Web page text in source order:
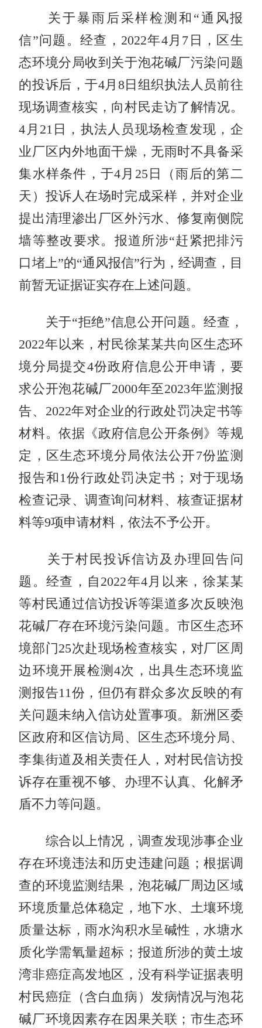
关于暴雨后采样检测和“通风报
信”问题。经查，2022年4月7日，区生
态环境分局收到关于泡花碱厂污染问题
的投诉后，于4月8日组织执法人员前往
现场调查核实，向村民走访了解情况。
4月21日，执法人员现场检查发现，企
业厂区内外地面干燥，无雨时不具备采
集水样条件，于4月25日（雨后的第二
天）投诉人在场时完成采样，并对企业
提出清理渗出厂区外污水、修复南侧院
墙等整改要求。报道所涉“赶紧把排污
口堵上”的“通风报信”行为，经调查，目
前暂无证据证实存在上述问题。
关于“拒绝”信息公开问题。经查，
2022年以来，村民徐某某共向区生态环
境分局提交4份政府信息公开申请，要
求公开泡花碱厂2000年至2023年监测报
告、2022年对企业的行政处罚决定书等
材料。依据《政府信息公开条例》等规
定，区生态环境分局依法公开7份监测
报告和1份行政处罚决定书；对于现场
检查记录、调查询问材料、核查证据材
料等9项申请材料，依法不予公开。
关于村民投诉信访及办理回告问
题。经查，自2022年4月以来，徐某某
等村民通过信访投诉等渠道多次反映泡
花碱厂存在环境污染问题。市区生态环
境部门25次赴现场检查核实，对厂区周
边环境开展检测4次，出具生态环境监
测报告11份，但仍有群众多次反映的有
关问题未纳入信访处置事项。新洲区委
区政府和区信访局、区生态环境分局、
李集街道及相关责任人，对村民信访投
诉存在重视不够、办理不认真、化解矛
盾不力等问题。
综合以上情况，调查发现涉事企业
存在环境违法和历史违建问题；根据调
查的环境监测结果，泡花碱厂周边区域
环境质量总体稳定，地下水、土壤环境
质量达标，雨水沟积水呈碱性，水塘水
质化学需氧量超标；报道所涉的黄土坡
湾非癌症高发地区，没有科学证据表明
村民癌症（含白血病）发病情况与泡花
碱厂环境因素存在因果关联；市生态环